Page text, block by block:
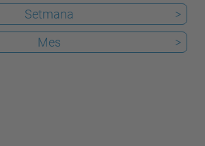
Setmana
>
Mes >